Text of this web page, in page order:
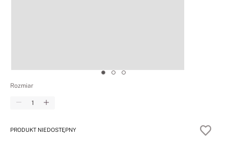
Rozmiar
Zmniejsz ilośćZwiększ ilość
PRODUKT NIEDOSTĘPNY